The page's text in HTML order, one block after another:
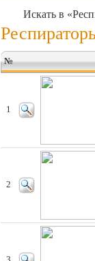
Искать в
№
1
2